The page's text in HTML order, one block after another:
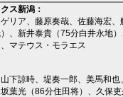
ス新潟 ：
ゲリア 藤原奏哉 佐藤海宏
）、 新井泰貴 （75分白井永地）
マテウス・モラエス
山下諒時 堤奏一郎 美馬和也
葉光 （86分住田将）、 久保